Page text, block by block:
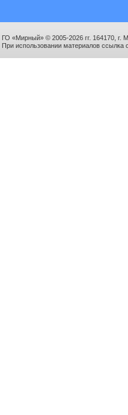
ГО «Мирный» © 2005-2026 гг. 164170, г.
При использовании материалов ссылка